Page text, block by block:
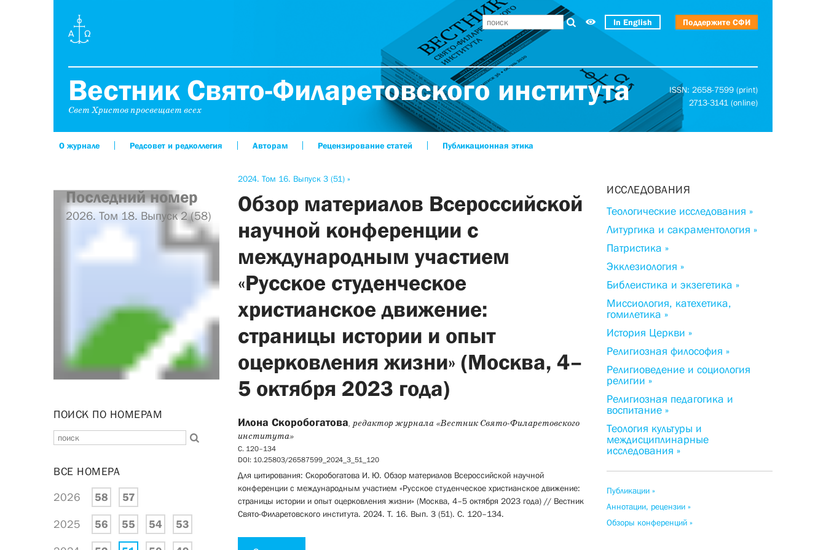
In English Поддержите СФИ
Вестник Свято-Филаретовского института
Свет Христов просвещает всех
ISSN: 2658-7599 (print)
2713-3141 (online)
О журнале Редсовет и редколлегия Авторам Рецензирование статей Публикационная этика
2024. Том 16. Выпуск 3 (51) »
Обзор материалов Всероссийской
научной конференции с
международным участием
«Русское студенческое
христианское движение:
страницы истории и опыт
оцерковления жизни» (Москва, 4–
5 октября 2023 года)
Илона Скоробогатова, редактор журнала «Вестник Свято-Филаретовского
института»
С. 120–134
DOI: 10.25803/26587599_2024_3_51_120
Для цитирования: Скоробогатова И. Ю. Обзор материалов Всероссийской научной
конференции с международным участием «Русское студенческое христианское движение:
страницы истории и опыт оцерковления жизни» (Москва, 4–5 октября 2023 года) // Вестник
Свято-Филаретовского института. 2024. Т. 16. Вып. 3 (51). С. 120–134.
Последний номер
2026. Том 18. Выпуск 2 (58)
ПОИСК ПО НОМЕРАМ
ВСЕ НОМЕРА
2026 58 57
2025 56 55 54 53
ИССЛЕДОВАНИЯ
Теологические исследования »
Литургика и сакраментология »
Патристика »
Экклезиология »
Библеистика и экзегетика »
Миссиология, катехетика,
гомилетика »
История Церкви »
Религиозная философия »
Религиоведение и социология
религии »
Религиозная педагогика и
воспитание »
Теология культуры и
междисциплинарные
исследования »
Публикации »
Аннотации, рецензии »
Обзоры конференций »